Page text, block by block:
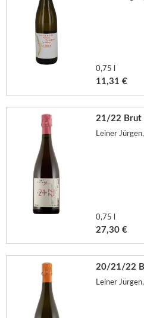
0,75 l
11,31 €
21/22 Brut
Leiner
0,75 l
27,30 €
20/21/22
Leiner